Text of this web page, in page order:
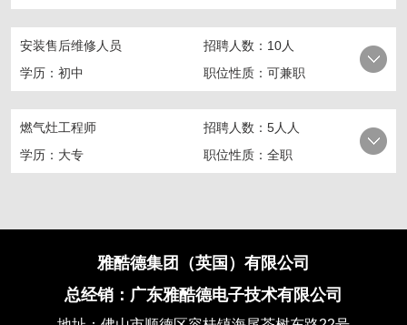
安装售后维修人员
招聘人数：10人
学历：初中
职位性质：可兼职
燃气灶工程师
招聘人数：5人人
学历：大专
职位性质：全职
雅酷德集团（英国）有限公司
总经销：广东雅酷德电子技术有限公司